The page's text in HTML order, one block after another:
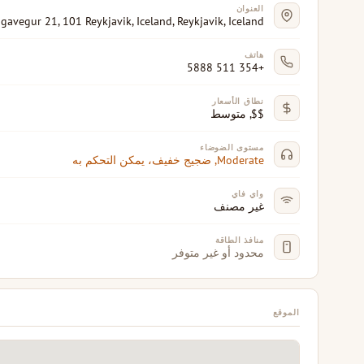
العنوان
21, 101 Reykjavik, Iceland, Reykjavik, Iceland
هاتف
+354 511 5888
نطاق الأسعار
$$, متوسط
مستوى الضوضاء
Moderate, ضجيج خفيف، يمكن التحكم به
واي فاي
غير مصنف
منافذ الطاقة
محدود أو غير متوفر
الموقع